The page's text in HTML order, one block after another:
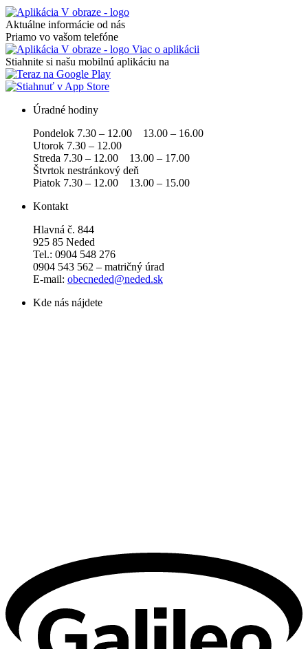
Aktuálne informácie od nás
Priamo vo vašom telefóne
Viac o aplikácii
Stiahnite si našu mobilnú aplikáciu na
Úradné hodiny
Pondelok 7.30 – 12.00 13.00 – 16.00
Utorok 7.30 – 12.00
Streda 7.30 – 12.00 13.00 – 17.00
Štvrtok nestránkový deň
Piatok 7.30 – 12.00 13.00 – 15.00
Kontakt
Hlavná č. 844
925 85 Neded
Tel.: 0904 548 276
0904 543 562 – matričný úrad
E-mail: obecneded@neded.sk
Kde nás nájdete